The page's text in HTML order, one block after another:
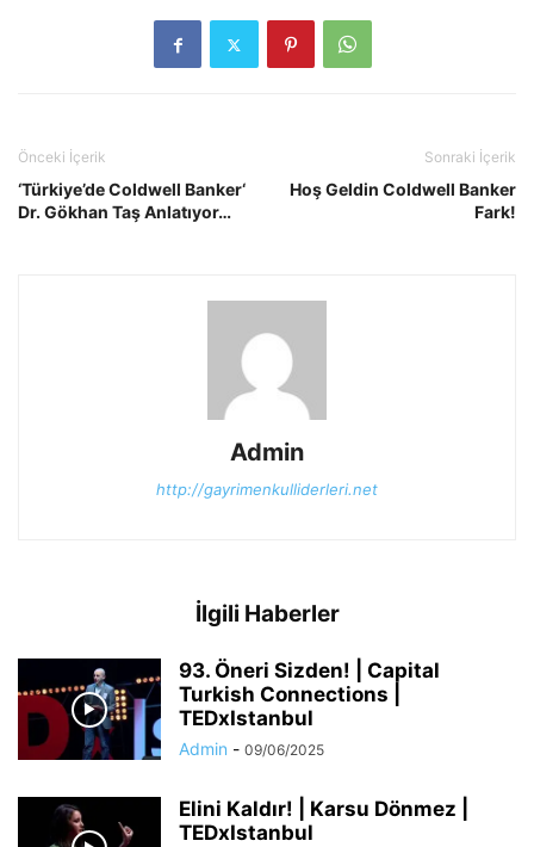
Önceki İçerik
‘Türkiye’de Coldwell Banker‘
Dr. Gökhan Taş Anlatıyor…
Sonraki İçerik
Hoş Geldin Coldwell Banker
Fark!
Admin
http://gayrimenkulliderleri.net
İlgili Haberler
93. Öneri Sizden! | Capital
Turkish Connections |
TEDxIstanbul
Admin - 09/06/2025
Elini Kaldır! | Karsu Dönmez |
TEDxIstanbul